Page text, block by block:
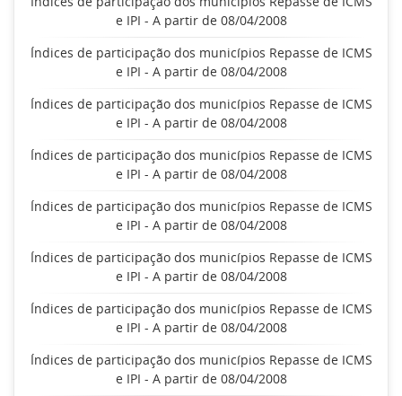
e IPI - A partir de 08/04/2008
Índices de participação dos municípios Repasse de ICMS
e IPI - A partir de 08/04/2008
Índices de participação dos municípios Repasse de ICMS
e IPI - A partir de 08/04/2008
Índices de participação dos municípios Repasse de ICMS
e IPI - A partir de 08/04/2008
Índices de participação dos municípios Repasse de ICMS
e IPI - A partir de 08/04/2008
Índices de participação dos municípios Repasse de ICMS
e IPI - A partir de 08/04/2008
Índices de participação dos municípios Repasse de ICMS
e IPI - A partir de 08/04/2008
Índices de participação dos municípios Repasse de ICMS
e IPI - A partir de 08/04/2008